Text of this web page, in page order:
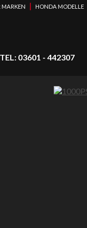
MARKEN | HONDA MODELLE
03601 - 442307